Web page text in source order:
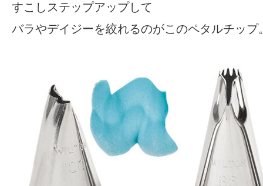
すこしステップアップして
バラやデイジーを絞れるのがこのペタルチップ